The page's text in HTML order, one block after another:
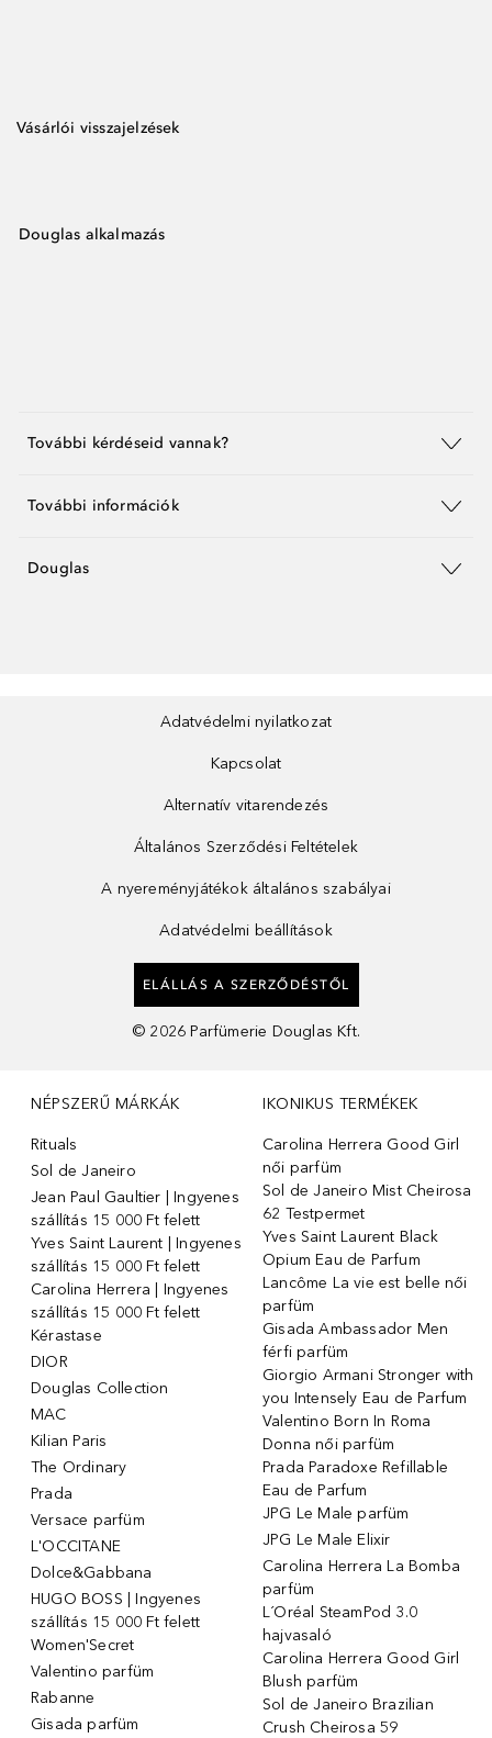
Vásárlói visszajelzések
Douglas alkalmazás
További kérdéseid vannak?
További információk
Douglas
Adatvédelmi nyilatkozat
Kapcsolat
Alternatív vitarendezés
Általános Szerződési Feltételek
A nyereményjátékok általános szabályai
Adatvédelmi beállítások
ELÁLLÁS A SZERZŐDÉSTŐL
© 2026 Parfümerie Douglas Kft.
NÉPSZERŰ MÁRKÁK
Rituals
Sol de Janeiro
Jean Paul Gaultier | Ingyenes
szállítás 15 000 Ft felett
Yves Saint Laurent | Ingyenes
szállítás 15 000 Ft felett
Carolina Herrera | Ingyenes
szállítás 15 000 Ft felett
Kérastase
DIOR
Douglas Collection
MAC
Kilian Paris
The Ordinary
Prada
Versace parfüm
L'OCCITANE
Dolce&Gabbana
HUGO BOSS | Ingyenes
szállítás 15 000 Ft felett
Women'Secret
Valentino parfüm
Rabanne
Gisada parfüm
IKONIKUS TERMÉKEK
Carolina Herrera Good Girl
női parfüm
Sol de Janeiro Mist Cheirosa
62 Testpermet
Yves Saint Laurent Black
Opium Eau de Parfum
Lancôme La vie est belle női
parfüm
Gisada Ambassador Men
férfi parfüm
Giorgio Armani Stronger with
you Intensely Eau de Parfum
Valentino Born In Roma
Donna női parfüm
Prada Paradoxe Refillable
Eau de Parfum
JPG Le Male parfüm
JPG Le Male Elixir
Carolina Herrera La Bomba
parfüm
L´Oréal SteamPod 3.0
hajvasaló
Carolina Herrera Good Girl
Blush parfüm
Sol de Janeiro Brazilian
Crush Cheirosa 59